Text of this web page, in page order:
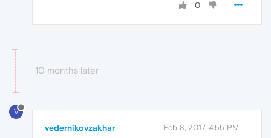
0
10 months later
V
vedernikovzakhar Feb 8, 2017, 4:55 PM